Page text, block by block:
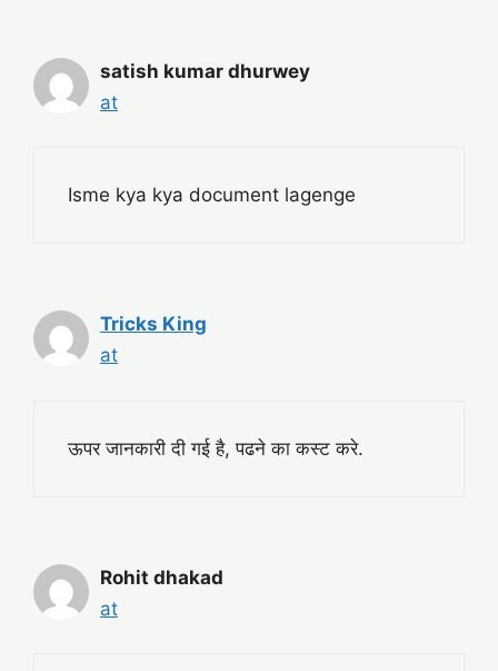
satish kumar dhurwey
at
Isme kya kya document lagenge
Tricks King
at
ऊपर जानकारी दी गई है, पढने का कस्ट करे.
Rohit dhakad
at